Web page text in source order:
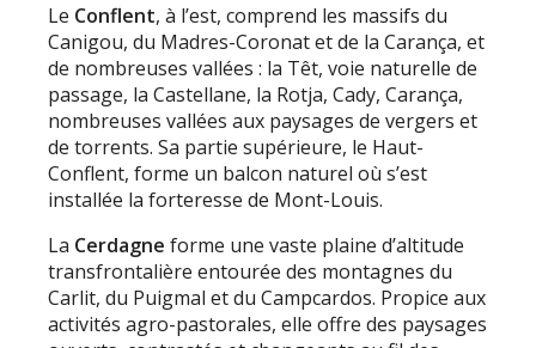
Le Conflent, à l’est, comprend les massifs du
Canigou, du Madres-Coronat et de la Carança, et
de nombreuses vallées : la Têt, voie naturelle de
passage, la Castellane, la Rotja, Cady, Carança,
nombreuses vallées aux paysages de vergers et
de torrents. Sa partie supérieure, le Haut-
Conflent, forme un balcon naturel où s’est
installée la forteresse de Mont-Louis.
La Cerdagne forme une vaste plaine d’altitude
transfrontalière entourée des montagnes du
Carlit, du Puigmal et du Campcardos. Propice aux
activités agro-pastorales, elle offre des paysages